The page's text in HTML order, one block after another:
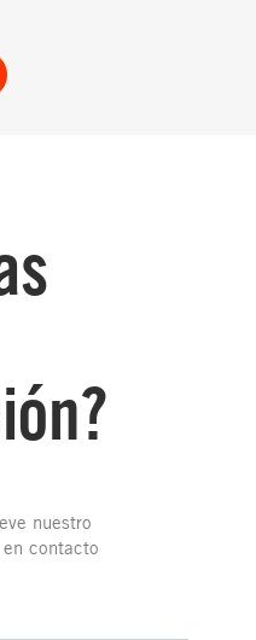
nuestro
contacto